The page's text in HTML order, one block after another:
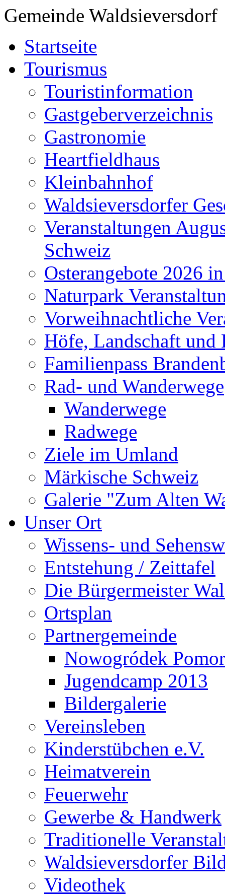
Gemeinde Waldsieversdorf
Startseite
Tourismus
Touristinformation
Gastgeberverzeichnis
Gastronomie
Heartfieldhaus
Kleinbahnhof
Waldsieversdorfer
Veranstaltungen
Schweiz
Osterangebote 2026
Naturpark
Vorweihnachtliche
Höfe, Landschaft und
Familienpass
Rad- und Wanderwege
Wanderwege
Radwege
Ziele im Umland
Märkische Schweiz
Galerie "Zum Alten
Unser Ort
Wissens- und
Entstehung / Zeittafel
Die Bürgermeister
Ortsplan
Partnergemeinde
Nowogródek
Jugendcamp 2013
Bildergalerie
Vereinsleben
Kinderstübchen e.V.
Heimatverein
Feuerwehr
Gewerbe & Handwerk
Traditionelle
Waldsieversdorfer
Videothek